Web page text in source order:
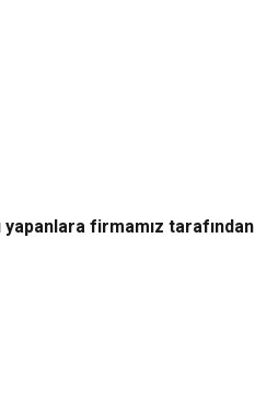
firmamız tarafından